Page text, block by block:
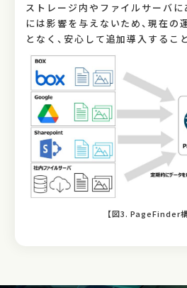
ストレージ内やファイルサーバ
には影響を与えないため、現在の
となく、安心して追加導入するこ
【図3. PageFinder構